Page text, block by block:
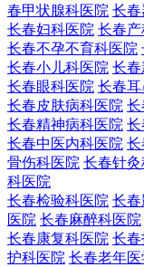
春甲状腺科医院 长春
长春妇科医院 长春
长春不孕不育科医院
长春小儿科医院 长春
长春眼科医院 长春
长春皮肤病科医院 长
长春精神病科医院 长
长春中医内科医院 长
骨伤科医院 长春针
科医院
长春检验科医院 长春
医院 长春麻醉科医院
长春康复科医院 长春
护科医院 长春老年医